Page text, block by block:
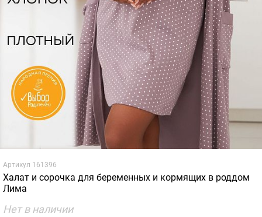
Артикул 161396
Халат и сорочка для беременных и кормящих в роддом
Лима
Нет в наличии